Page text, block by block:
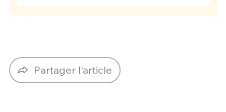
Partager l'article